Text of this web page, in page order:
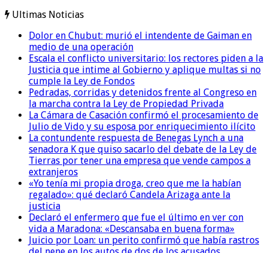
Ultimas Noticias
Dolor en Chubut: murió el intendente de Gaiman en
medio de una operación
Escala el conflicto universitario: los rectores piden a la
Justicia que intime al Gobierno y aplique multas si no
cumple la Ley de Fondos
Pedradas, corridas y detenidos frente al Congreso en
la marcha contra la Ley de Propiedad Privada
La Cámara de Casación confirmó el procesamiento de
Julio de Vido y su esposa por enriquecimiento ilícito
La contundente respuesta de Benegas Lynch a una
senadora K que quiso sacarlo del debate de la Ley de
Tierras por tener una empresa que vende campos a
extranjeros
«Yo tenía mi propia droga, creo que me la habían
regalado»: qué declaró Candela Arizaga ante la
justicia
Declaró el enfermero que fue el último en ver con
vida a Maradona: «Descansaba en buena forma»
Juicio por Loan: un perito confirmó que había rastros